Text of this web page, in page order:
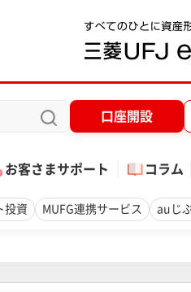
口座開設
お客さまサポート コラム
投資 MUFG連携サービス auじ